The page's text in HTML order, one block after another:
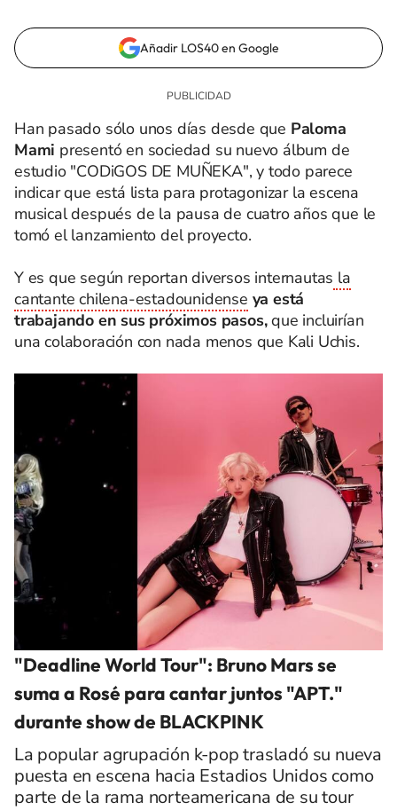
Añadir LOS40 en Google
Han pasado sólo unos días desde que Paloma
Mami presentó en sociedad su nuevo álbum de
estudio "CODiGOS DE MUÑEKA", y todo parece
indicar que está lista para protagonizar la escena
musical después de la pausa de cuatro años que le
tomó el lanzamiento del proyecto.
Y es que según reportan diversos internautas la
cantante chilena-estadounidense ya está
trabajando en sus próximos pasos,que incluirían
una colaboración con nada menos que Kali Uchis.
"Deadline World Tour": Bruno Mars se
suma a Rosé para cantar juntos "APT."
durante show de BLACKPINK
La popular agrupación k-pop trasladó su nueva
puesta en escena hacia Estadios Unidos como
parte de la rama norteamericana de su tour